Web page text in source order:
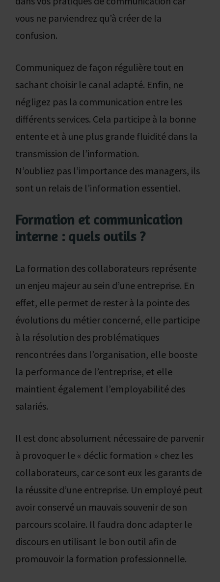
vous ne parviendrez qu’à créer de la
confusion.
Communiquez de façon régulière tout en
sachant choisir le canal adapté. Enfin, ne
négligez pas la communication entre les
différents services. Cela participe à la bonne
entente et à une plus grande fluidité dans la
transmission de l’information.
N’oubliez pas l’importance des managers, ils
sont un relais de l’information essentiel.
Formation et communication
interne : quels outils ?
La formation des collaborateurs représente
un enjeu majeur au sein d’une entreprise. En
effet, elle permet de rester à la pointe des
évolutions du métier concerné, elle participe
à la résolution des problématiques
rencontrées dans l’organisation, elle booste
la performance de l’entreprise, et elle
maintient également l’employabilité des
salariés.
Il est donc absolument nécessaire de parvenir
à provoquer le « déclic formation » chez les
collaborateurs, car ce sont eux les garants de
la réussite d’une entreprise. Un employé peut
avoir conservé un mauvais souvenir de son
parcours scolaire. Il faudra donc adapter le
discours en utilisant le bon outil afin de
promouvoir la formation professionnelle.